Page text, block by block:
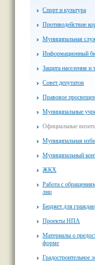
Спорт и культура
Противодействие
Муниципальная
Информационный
Защита населения и
Совет депутатов
Правовое
Муниципальные
Официальные
Муниципальная
Муниципальный
ЖКХ
Работа с
лиц
Бюджет для граждан
Проекты НПА
Материалы о
форме
Градостроительное